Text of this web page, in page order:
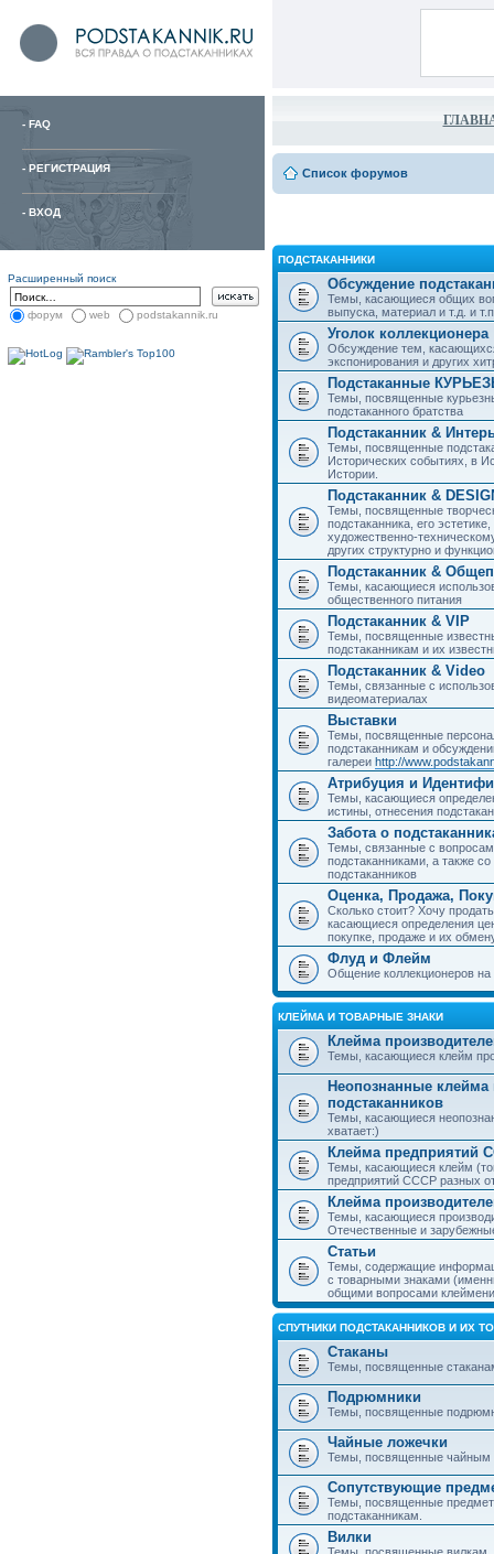
- FAQ
- РЕГИСТРАЦИЯ
- ВХОД
Расширенный поиск
форум web podstakannik.ru
Список форумов
ПОДСТАКАННИКИ
Обсуждение
Темы, касающиеся общих
выпуска, материал и т.д. и
Уголок коллекционера
Обсуждение тем,
экспонирования и других
Подстаканные
Темы, посвященные
подстаканного братства
Подстаканник &
Темы, посвященные
Исторических событиях, в
Истории.
Подстаканник &
Темы, посвященные
подстаканника, его
художественно-
других структурно и
Подстаканник &
Темы, касающиеся
общественного питания
Подстаканник & VIP
Темы, посвященные
подстаканникам и их
Подстаканник & Video
Темы, связанные с
видеоматериалах
Выставки
Темы, посвященные
подстаканникам и
галереи http://
Атрибуция и
Темы, касающиеся
истины, отнесения
Забота о
Темы, связанные с
подстаканниками, а также
подстаканников
Оценка, Продажа,
Сколько стоит? Хочу
касающиеся определения
покупке, продаже и их
Флуд и Флейм
Общение коллекционеров
КЛЕЙМА И ТОВАРНЫЕ ЗНАКИ
Клейма
Темы, касающиеся клейм
Неопознанные клейма
подстаканников
Темы, касающиеся
хватает:)
Клейма предприятий
Темы, касающиеся клейм
предприятий СССР разных
Клейма
Темы, касающиеся
Отечественные и
Статьи
Темы, содержащие
с товарными знаками
общими вопросами
СПУТНИКИ ПОДСТАКАННИКОВ И ИХ
Стаканы
Темы, посвященные
Подрюмники
Темы, посвященные
Чайные ложечки
Темы, посвященные чайным
Сопутствующие
Темы, посвященные
подстаканникам.
Вилки
Темы, посвященные вилкам.